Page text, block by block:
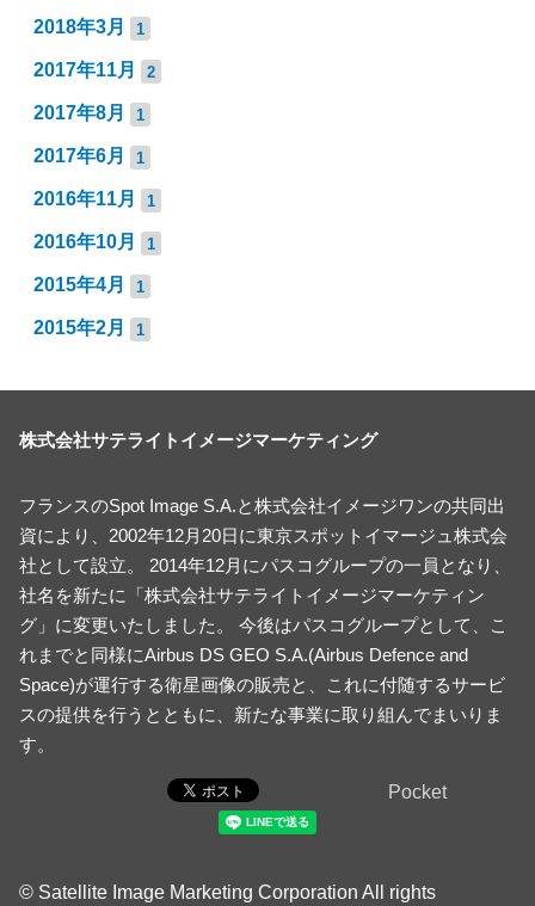
2018年3月 1
2017年11月 2
2017年8月 1
2017年6月 1
2016年11月 1
2016年10月 1
2015年4月 1
2015年2月 1
株式会社サテライトイメージマーケティング
フランスのSpot Image S.A.と株式会社イメージワンの共同出
資により、2002年12月20日に東京スポットイマージュ株式会
社として設立。 2014年12月にパスコグループの一員となり、
社名を新たに「株式会社サテライトイメージマーケティン
グ」に変更いたしました。 今後はパスコグループとして、こ
れまでと同様にAirbus DS GEO S.A.(Airbus Defence and
Space)が運行する衛星画像の販売と、これに付随するサービ
スの提供を行うとともに、新たな事業に取り組んでまいりま
す。
Pocket
© Satellite Image Marketing Corporation All rights